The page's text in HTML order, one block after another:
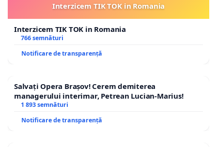
Interzicem TIK TOK in Romania
Interzicem TIK TOK in Romania
766 semnături
Notificare de transparență
Salvați Opera Brașov! Cerem demiterea
managerului interimar, Petrean Lucian-Marius!
1 893 semnături
Notificare de transparență